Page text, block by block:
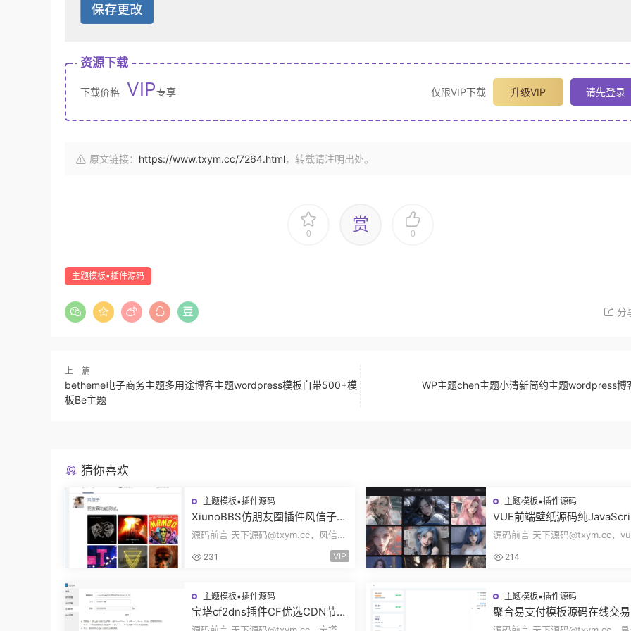
资源下载
下载价格 VIP专享 仅限VIP下载 升级VIP 请先登录
原文链接： https://www.txym.cc/7264.html，转载请注明出处。
0 赏 0
主题模板▪插件源码
分
上一篇
betheme电子商务主题多用途博客主题wordpress模板自带500+模
板Be主题
WP主题chen主题小清新简约主题wordpress博
猜你喜欢
主题模板▪插件源码
XiunoBBS仿朋友圈插件风信子社
交插件评论回复点赞互动自适应
源码前言 天下源码@txym.cc，风信子
5.31M，1个压缩...
231 VIP
主题模板▪插件源码
VUE前端壁纸源码纯
开发360壁纸接口wallpaper
源码前言 天下源码@txym.cc，
发完整代码...
214
主题模板▪插件源码
宝塔cf2dns插件CF优选CDN节点
插件自动更新DNS解析记录Clou
主题模板▪插件源码
聚合易支付模板源码在线交
方分账风控管理资金管理结